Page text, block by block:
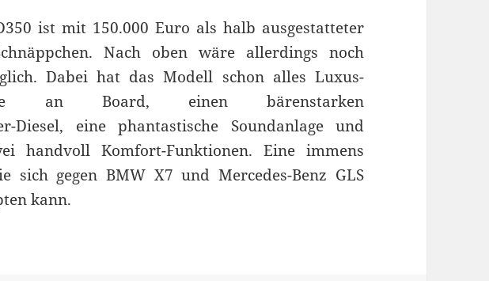
ist mit 150.000 Euro als halb ausgestatteter
Nach oben wäre allerdings noch
Dabei hat das Modell schon alles Luxus-
an Board, einen bärenstarken
Diesel, eine phantastische Soundanlage und
handvoll Komfort-Funktionen. Eine immens
sich gegen BMW X7 und Mercedes-Benz GLS
kann.